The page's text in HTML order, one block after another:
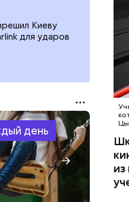
Киеву
для ударов
день